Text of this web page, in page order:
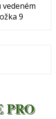
9
PRO